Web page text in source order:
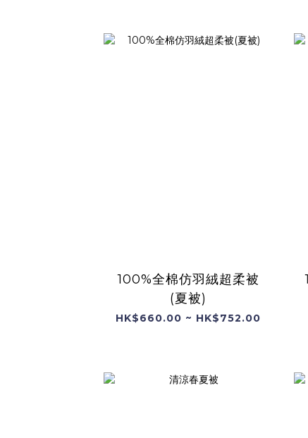
100%全棉仿羽絨超柔被
(夏被)
HK$660.00 ~ HK$752.00